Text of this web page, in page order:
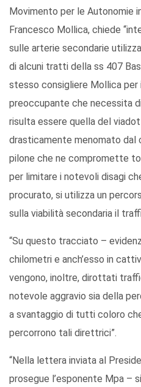
Movimento per le Autonomie
Francesco Mollica, chiede
sulle arterie secondarie
di alcuni tratti della ss 407
stesso consigliere Mollica per
preoccupante che necessita
risulta essere quella del
drasticamente menomato dal
pilone che ne compromette
per limitare i notevoli disagi
procurato, si utilizza un
sulla viabilità secondaria il
“Su questo tracciato –
chilometri e anch’esso in
vengono, inoltre, dirottati
notevole aggravio sia della
a svantaggio di tutti coloro
percorrono tali direttrici”.
“Nella lettera inviata al
prosegue l’esponente Mpa –